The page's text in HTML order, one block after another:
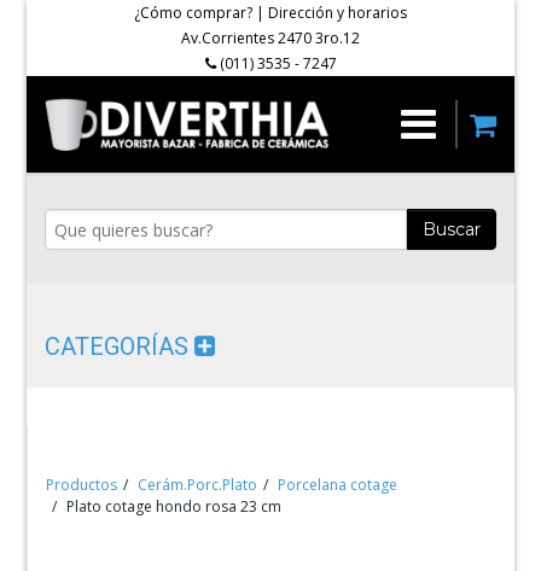
¿Cómo comprar? | Dirección y horarios
Av.Corrientes 2470 3ro.12
(011) 3535 - 7247
Buscar
CATEGORÍAS
Productos Cerám.Porc.Plato
Porcelana cotage
Plato cotage hondo rosa 23 cm